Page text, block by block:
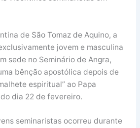
de São Tomaz de Aquino, a
jovem e masculina
sede no Seminário de Angra,
bênção apostólica depois de
espiritual” ao Papa
dia 22 de fevereiro.
seminaristas ocorreu durante